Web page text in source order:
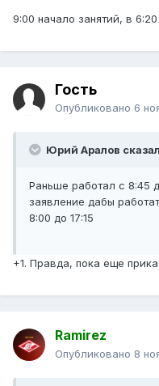
9:00 начало занятий, в
Гость
Опубликовано 6
Юрий Аралов
Раньше работал с 8:45
заявление дабы
8:00 до 17:15
+1. Правда, пока еще
Ramirez
Опубликовано 8